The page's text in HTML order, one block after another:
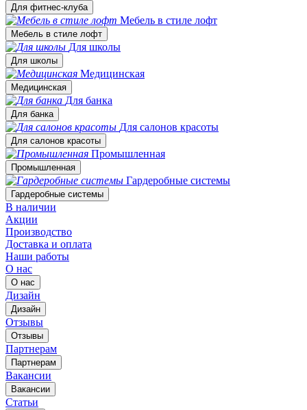
Для фитнес-клуба
Мебель в стиле лофт
Мебель в стиле лофт
Для школы
Для школы
Медицинская
Медицинская
Для банка
Для банка
Для салонов красоты
Для салонов красоты
Промышленная
Промышленная
Гардеробные системы
Гардеробные системы
В наличии
Акции
Производство
Доставка и оплата
Наши работы
О нас
О нас
Дизайн
Дизайн
Отзывы
Отзывы
Партнерам
Партнерам
Вакансии
Вакансии
Статьи